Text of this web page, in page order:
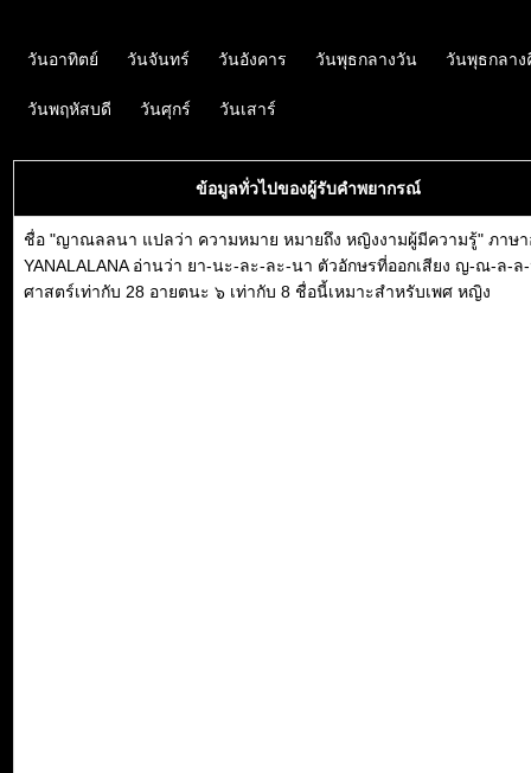
วันอาทิตย์ วันจันทร์ วันอังคาร วันพุธกลางวัน วันพุธกลา
วันพฤหัสบดี วันศุกร์ วันเสาร์
ข้อมูลทั่วไปของผู้รับคำพยากรณ์
ชื่อ "ญาณลลนา แปลว่า ความหมาย หมายถึง หญิงงามผู้มีความรู้" ภาษา
YANALALANA อ่านว่า ยา-นะ-ละ-ละ-นา ตัวอักษรที่ออกเสียง ญ-ณ-ล-ล
ศาสตร์เท่ากับ 28 อายตนะ ๖ เท่ากับ 8 ชื่อนี้เหมาะสำหรับเพศ หญิง